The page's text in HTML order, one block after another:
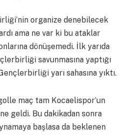
organize denebilecek
ama ne var ki bu ataklar
dönüşemedi. İlk yarıda
savunmasına yaptığı
yarı sahasına yıktı.
maç tam Kocaelispor’un
geldi. Bu dakikadan sonra
başlasa da beklenen